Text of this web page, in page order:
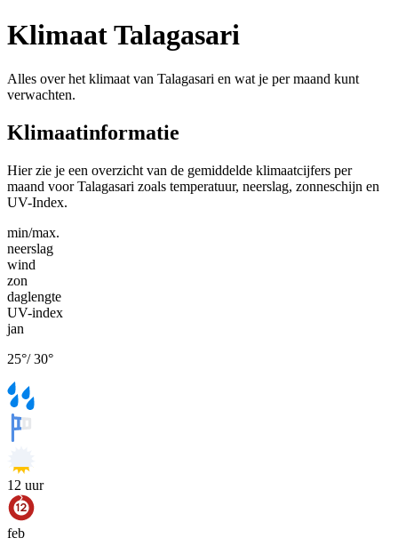
Klimaat Talagasari
Alles over het klimaat van Talagasari en wat je per maand kunt
verwachten.
Klimaatinformatie
Hier zie je een overzicht van de gemiddelde klimaatcijfers per
maand voor Talagasari zoals temperatuur, neerslag, zonneschijn en
UV-Index.
min/max.
neerslag
wind
zon
daglengte
UV-index
jan
25°/30°
12 uur
feb